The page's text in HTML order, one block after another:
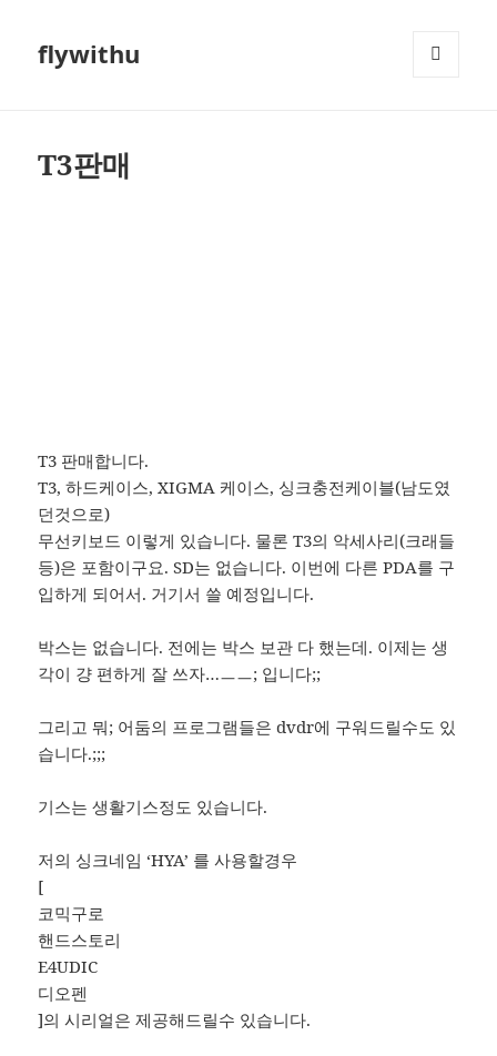
flywithu
T3판매
T3 판매합니다.
T3, 하드케이스, XIGMA 케이스, 싱크충전케이블(남도였
던것으로)
무선키보드 이렇게 있습니다. 물론 T3의 악세사리(크래들
등)은 포함이구요. SD는 없습니다. 이번에 다른 PDA를 구
입하게 되어서. 거기서 쓸 예정입니다.
박스는 없습니다. 전에는 박스 보관 다 했는데. 이제는 생
각이 걍 편하게 잘 쓰자…ㅡㅡ; 입니다;;
그리고 뭐; 어둠의 프로그램들은 dvdr에 구워드릴수도 있
습니다.;;;
기스는 생활기스정도 있습니다.
저의 싱크네임 ‘HYA’ 를 사용할경우
[
코믹구로
핸드스토리
E4UDIC
디오펜
]의 시리얼은 제공해드릴수 있습니다.